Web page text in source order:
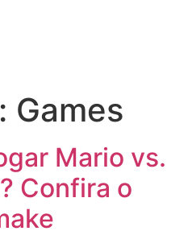
Games
Mario vs.
Confira o